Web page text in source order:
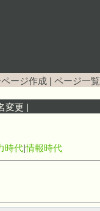
ージ作成 ページ一覧
変更
時代|情報時代